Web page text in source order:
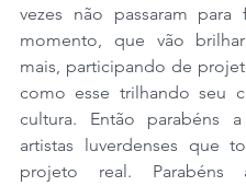
vezes não passaram para
momento, que vão
mais, participando de
como esse trilhando seu
cultura. Então parabéns
artistas luverdenses que
projeto real. Parabéns